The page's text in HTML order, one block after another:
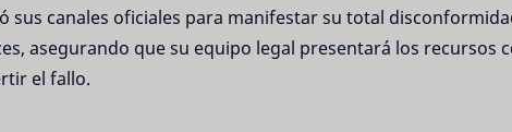
sus canales oficiales para manifestar su total
asegurando que su equipo legal presentará los recursos
el fallo.